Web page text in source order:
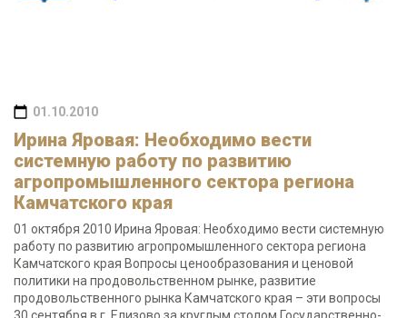
01.10.2010
Ирина Яровая: Необходимо вести
системную работу по развитию
агропромышленного сектора региона
Камчатского края
01 октября 2010 Ирина Яровая: Необходимо вести системную
работу по развитию агропромышленного сектора региона
Камчатского края Вопросы ценообразования и ценовой
политики на продовольственном рынке, развитие
продовольственного рынка Камчатского края – эти вопросы